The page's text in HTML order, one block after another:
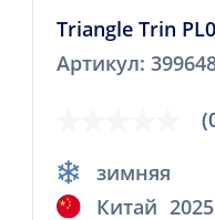
Triangle Trin
Артикул:
зимняя
Китай 2025